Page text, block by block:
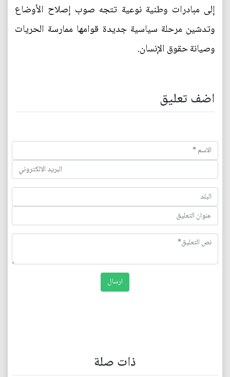
إلى مبادرات وطنية نوعية تتجه صوب إصلاح الأوضاع
وتدشين مرحلة سياسية جديدة قوامها ممارسة الحريات
وصيانة حقوق الإنسان.
اضف تعليق
ذات صلة